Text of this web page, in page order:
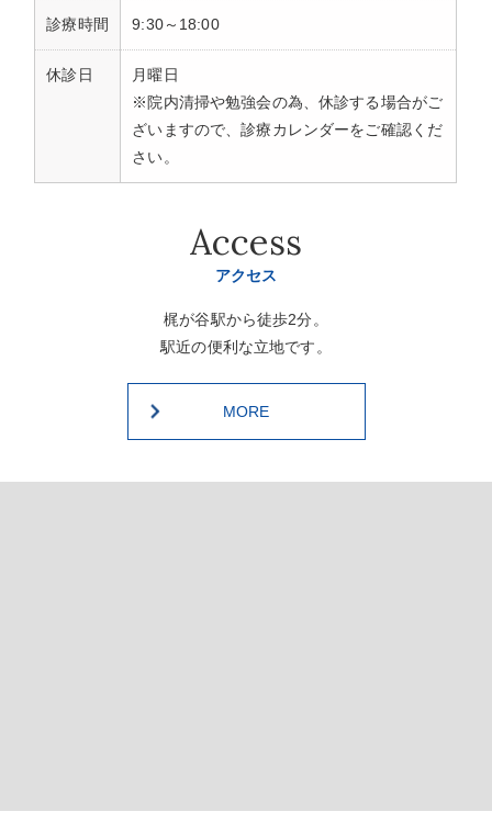
診療時間 9:30～18:00
休診日
月曜日
※院内清掃や勉強会の為、休診する場合がご
ざいますので、診療カレンダーをご確認くだ
さい。
Access
アクセス
梶が谷駅から徒歩2分。
駅近の便利な立地です。
MORE